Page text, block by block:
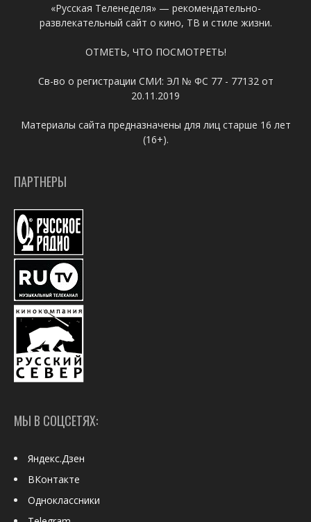
«Русская Теленеделя» — рекомендательно-
развлекательный сайт о кино, ТВ и стиле жизни.
ОТМЕТЬ, ЧТО ПОСМОТРЕТЬ!
Св-во о регистрации СМИ: ЭЛ № ФС 77 - 77132 от
20.11.2019
Материалы сайта предназначены для лиц старше 16 лет
(16+).
ПАРТНЕРЫ
МЫ В СОЦСЕТЯХ:
Яндекс.Дзен
ВКонтакте
Одноклассники